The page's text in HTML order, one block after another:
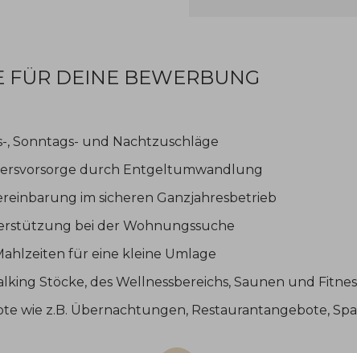
FÜR DEINE BEWERBUNG
Sonntags- und Nachtzuschläge
durch Entgeltumwandlung
im sicheren Ganzjahresbetrieb
bei der Wohnungssuche
für eine kleine Umlage
Stöcke, des Wellnessbereichs, Saunen und
wie z.B. Übernachtungen, Restaurantangebote,